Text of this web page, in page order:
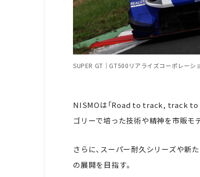
SUPER GT｜GT500リアライズコーポレーシ
NISMOは「Road to track, track to
ゴリーで培った技術や精神を市販モ
さらに、スーパー耐久シリーズや新
の展開を目指す。